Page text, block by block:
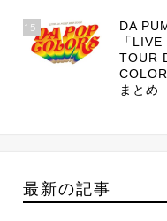
15
DA
「
TOUR
まとめ
最新の記事